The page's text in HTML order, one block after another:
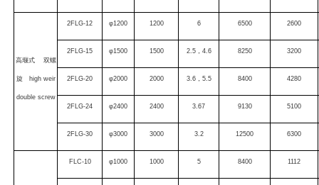
高堰式 双螺
旋 high weir
double screw
2FLG-12 φ1200 1200 6 6500 2600
2FLG-15 φ1500 1500 2.5，4.6 8250 3200
2FLG-20 φ2000 2000 3.6，5.5 8400 4280
2FLG-24 φ2400 2400 3.67 9130 5100
2FLG-30 φ3000 3000 3.2 12500 6300
FLC-10 φ1000 1000 5 8400 1112